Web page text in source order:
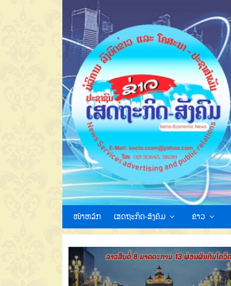
ໜ້າຫລັກ ເສດຖະກິດ-ສັງຄົມ ຂ່າວ